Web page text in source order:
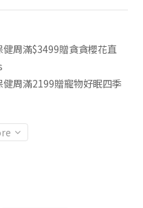
周滿$3499贈貪貪櫻花直
周滿2199贈寵物好眠四季